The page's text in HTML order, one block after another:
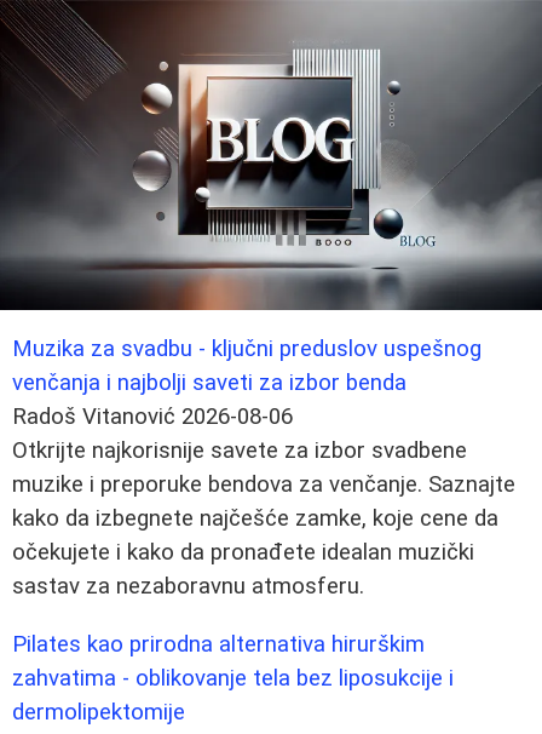
Muzika za svadbu - ključni preduslov uspešnog
venčanja i najbolji saveti za izbor benda
Radoš Vitanović 2026-08-06
Otkrijte najkorisnije savete za izbor svadbene
muzike i preporuke bendova za venčanje. Saznajte
kako da izbegnete najčešće zamke, koje cene da
očekujete i kako da pronađete idealan muzički
sastav za nezaboravnu atmosferu.
Pilates kao prirodna alternativa hirurškim
zahvatima - oblikovanje tela bez liposukcije i
dermolipektomije